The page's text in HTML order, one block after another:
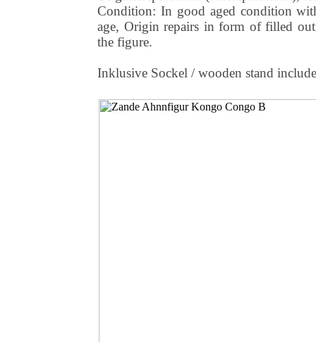
Condition: In good aged condition
age, Origin repairs in form of filled
the figure.
Inklusive Sockel / wooden stand